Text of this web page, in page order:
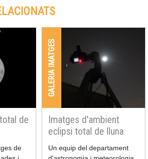
de
de
GALERIA IMATGES
Imatges d'ambient
eclipsi total de lluna
2015
Un equip del departament